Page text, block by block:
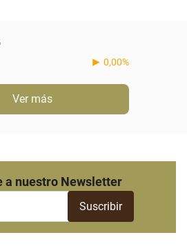
0,00%
Ver más
a nuestro Newsletter